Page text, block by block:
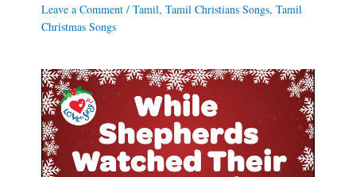
Leave a Comment / Tamil, Tamil Christians Songs, Tamil
Christmas Songs